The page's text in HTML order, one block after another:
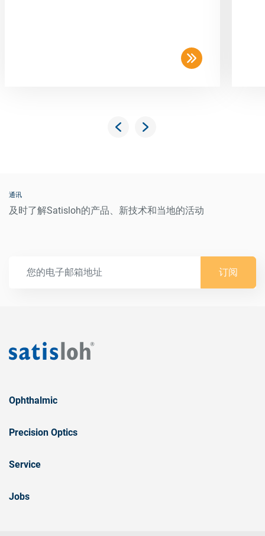
通讯
及时了解Satisloh的产品、新技术和当地的活动
订阅
Ophthalmic
Precision Optics
Service
Jobs